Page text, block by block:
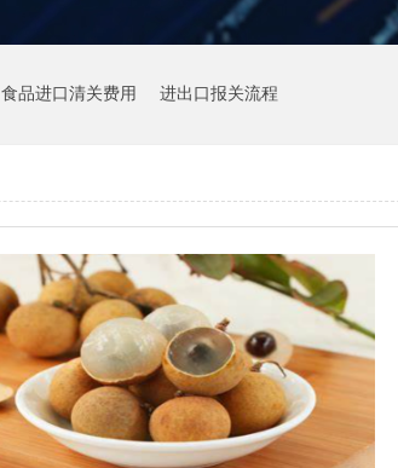
食品进口清关费用 进出口报关流程